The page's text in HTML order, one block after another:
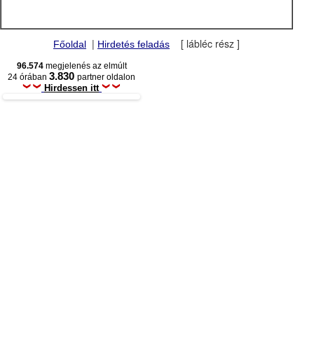
Főoldal | Hirdetés feladás [ lábléc rész ]
96.574megjelenés az elmúlt
24 órában 3.830 partner oldalon
Hirdessen itt